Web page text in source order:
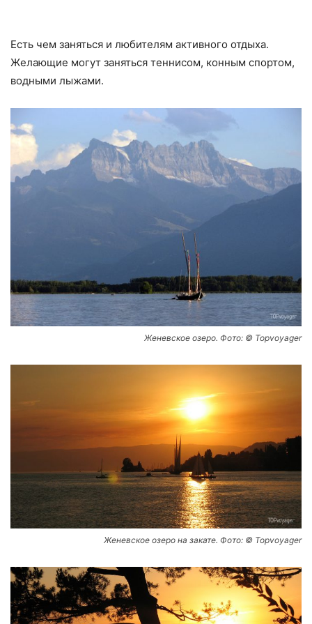
Есть чем заняться и любителям активного отдыха.
Желающие могут заняться теннисом, конным спортом,
водными лыжами.
Женевское озеро. Фото: © Topvoyager
Женевское озеро на закате. Фото: © Topvoyager